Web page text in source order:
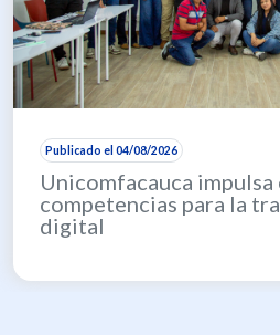
Publicado el 04/08/2026
Unicomfacauca
competencias para la
digital